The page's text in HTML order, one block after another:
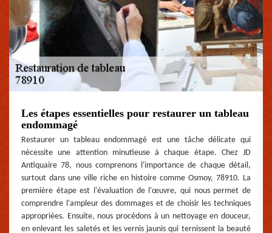
Les étapes essentielles pour restaurer un tableau
endommagé
Restaurer un tableau endommagé est une tâche délicate qui
nécessite une attention minutieuse à chaque étape. Chez JD
Antiquaire 78, nous comprenons l'importance de chaque détail,
surtout dans une ville riche en histoire comme Osmoy, 78910. La
première étape est l'évaluation de l'œuvre, qui nous permet de
comprendre l'ampleur des dommages et de choisir les techniques
appropriées. Ensuite, nous procédons à un nettoyage en douceur,
en enlevant les saletés et les vernis jaunis qui ternissent la beauté